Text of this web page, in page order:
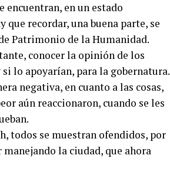
encuentran, en un estado
que recordar, una buena parte, se
Patrimonio de la Humanidad.
conocer la opinión de los
lo apoyarían, para la gobernatura.
negativa, en cuanto a las cosas,
aún reaccionaron, cuando se les
todos se muestran ofendidos, por
la ciudad, que ahora